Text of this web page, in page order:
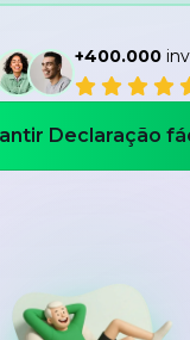
+400.000
Declaração